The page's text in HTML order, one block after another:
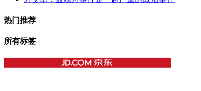
热门推荐
所有标签